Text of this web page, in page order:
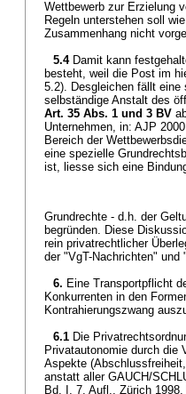
Wettbewerb zur Erzielung
Regeln unterstehen soll
Zusammenhang nicht
5.4 Damit kann
besteht, weil die Post im
5.2). Desgleichen fällt eine
selbständige Anstalt des
Art. 35 Abs. 1 und 3 BV
Unternehmen, in: AJP
Bereich der
eine spezielle
ist, liesse sich eine
Grundrechte - d.h. der
begründen. Diese
rein privatrechtlicher
der "VgT-Nachrichten" und
6. Eine Transportpflicht
Konkurrenten in den
Kontrahierungszwang
6.1 Die
Privatautonomie durch die
Aspekte
anstatt aller GAUCH/
Bd. I, 7. Aufl., Zürich